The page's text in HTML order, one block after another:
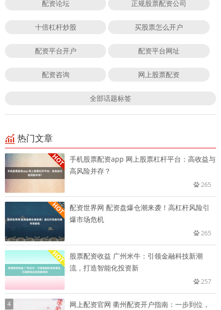
配资论坛 正规股票配资公司
十倍杠杆炒股 买股票怎么开户
配资平台开户 配资平台网址
配资咨询 网上股票配资
全部话题标签
热门文章
手机股票配资app 网上股票杠杆平台：高收益与
高风险并存？
265
配资世界网 配资盘爆仓潮来袭！高杠杆风险引
爆市场危机
265
股票配资收益 广州米牛：引领金融科技新潮
流，打造智能化投资新
257
4
网上配资官网 衢州配资开户指南：一步到位，